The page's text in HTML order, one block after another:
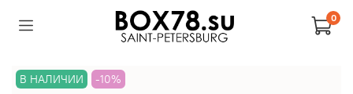
0
В НАЛИЧИИ -10%